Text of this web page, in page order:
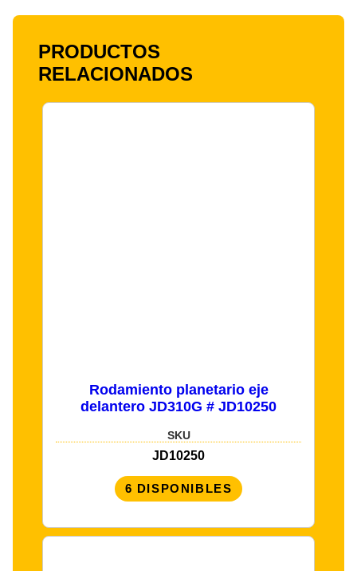
PRODUCTOS
RELACIONADOS
Rodamiento planetario eje
delantero JD310G # JD10250
SKU
JD10250
6 DISPONIBLES